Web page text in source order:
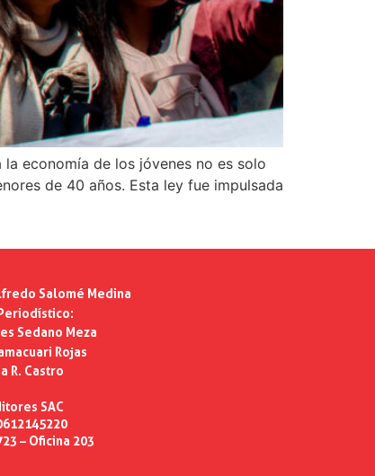
economía de los jóvenes no es solo
de 40 años. Esta ley fue impulsada
Salomé Medina
Sedano Meza
Rojas
R. Castro
SAC
– Oficina 203